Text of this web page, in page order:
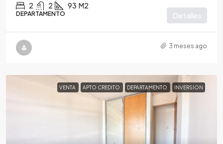
2 2 93 M2
DEPARTAMENTO Detalles
3 meses ago
VENTA APTO CREDITO DEPARTAMENTO INVERSION